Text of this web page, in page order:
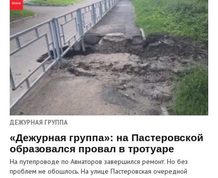
ДЕЖУРНАЯ ГРУППА
«Дежурная группа»: на Пастеровской
образовался провал в тротуаре
На путепроводе по Авиаторов завершился ремонт. Но без
проблем не обошлось. На улице Пастеровская очередной